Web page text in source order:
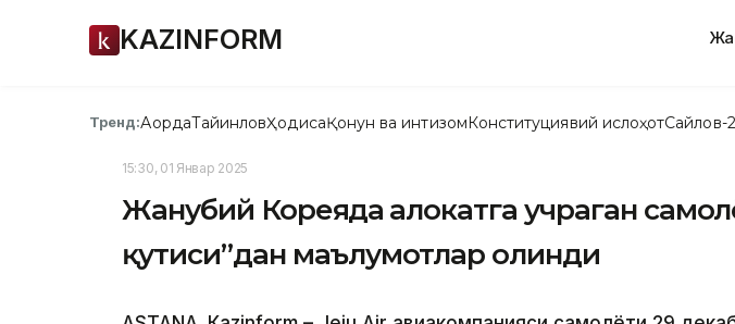
KAZINFORM
Тренд:АқордаТайинловҲодисаҚонун ва интизомКонституциявий ислоҳотСайлов-
15:30, 01 Январ 2025
Жанубий Кореяда ҳалокатга учраган
қутиси”дан маълумотлар олинди